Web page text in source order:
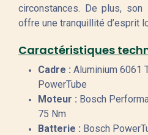
circonstances. De plus, son
offre une tranquillité d’esprit
Caractéristiques
Cadre : Aluminium 6061
PowerTube
Moteur : Bosch
75 Nm
Batterie : Bosch